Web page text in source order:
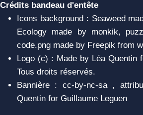
Crédits bandeau d'entête
Icons background : Seaweed
Ecology made by monkik,
code.png made by Freepik from
Logo (c) : Made by Léa Quentin
Tous droits réservés.
Bannière : cc-by-nc-sa ,
Quentin for Guillaume Leguen